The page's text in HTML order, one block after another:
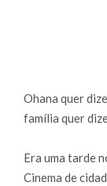
Ohana quer
família quer
Era uma tarde
Cinema de